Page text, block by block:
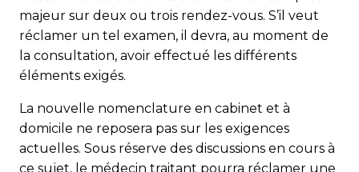
majeur sur deux ou trois rendez-vous. S’il veut
réclamer un tel examen, il devra, au moment de
la consultation, avoir effectué les différents
éléments exigés.
La nouvelle nomenclature en cabinet et à
domicile ne reposera pas sur les exigences
actuelles. Sous réserve des discussions en cours à
ce sujet, le médecin traitant pourra réclamer une